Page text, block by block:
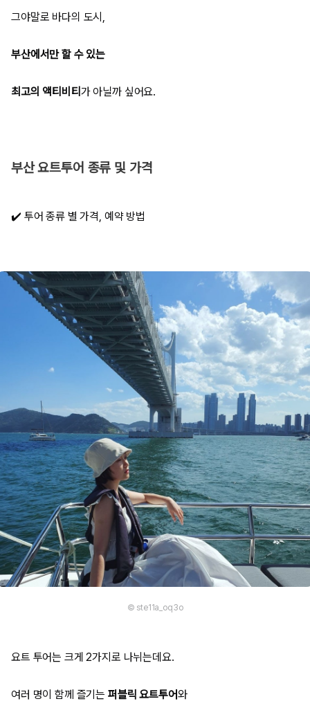
그야말로 바다의 도시,
부산에서만 할 수 있는
최고의 액티비티 가 아닐까 싶어요.
부산 요트투어 종류 및 가격
✔️ 투어 종류 별 가격, 예약 방법​
© ste11a_oq3o
요트 투어는 크게 2가지로 나뉘는데요.
여러 명이 함께 즐기는 퍼블릭 요트투어와